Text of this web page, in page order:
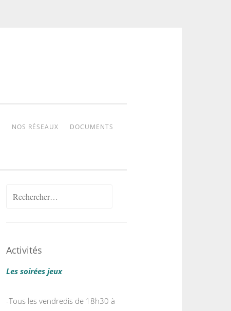
NOS RÉSEAUX DOCUMENTS
Rechercher :
Activités
Les soirées jeux
-Tous les vendredis de 18h30 à